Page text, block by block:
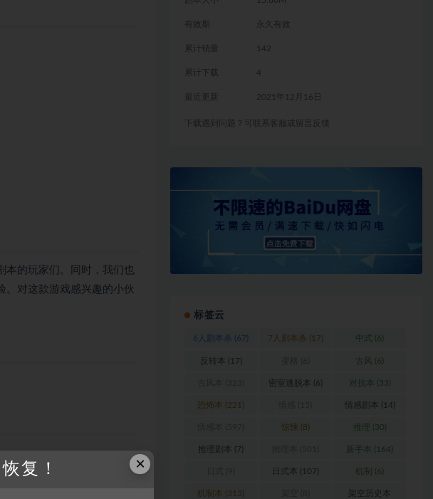
本的玩家们。同时，我们也
。对这款游戏感兴趣的小伙
有效期 永久有效
累计销量 142
累计下载 4
最近更新 2021年12月16日
下载遇到问题？可联系客服或留言反馈
标签云
6人剧本杀 (67) 7人剧本杀 (17) 中式 (6)
反转本 (17) 古风 (6)
密室逃脱本 (6) 对抗本 (33)
恐怖本 (221) 情感剧本 (14)
惊悚 (8) 推理 (30)
推理剧本 (7) 新手本 (164)
日式本 (107) 机制 (6)
机制本 (313) 架空历史本
×
复！